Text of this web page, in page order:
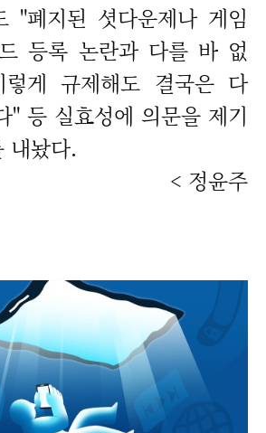
"폐지된 셧다운제나 게임
등록 논란과 다를 바 없
렇게 규제해도 결국은 다
" 등 실효성에 의문을 제기
리를 내놨다.
< 정윤주